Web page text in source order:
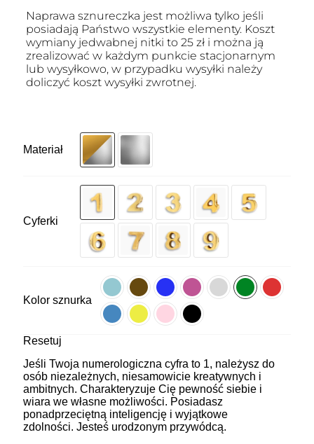
Naprawa sznureczka jest możliwa tylko jeśli
posiadają Państwo wszystkie elementy. Koszt
wymiany jedwabnej nitki to 25 zł i można ją
zrealizować w każdym punkcie stacjonarnym
lub wysyłkowo, w przypadku wysyłki należy
doliczyć koszt wysyłki zwrotnej.
Materiał
Cyferki
Kolor sznurka
Resetuj
Jeśli Twoja numerologiczna cyfra to 1, należysz do
osób niezależnych, niesamowicie kreatywnych i
ambitnych. Charakteryzuje Cię pewność siebie i
wiara we własne możliwości. Posiadasz
ponadprzeciętną inteligencję i wyjątkowe
zdolności. Jesteś urodzonym przywódcą.